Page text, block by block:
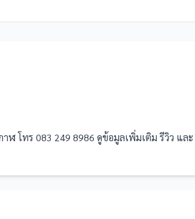
โทร 083 249 8986 ดูข้อมูลเพิ่มเติม รีวิว และ